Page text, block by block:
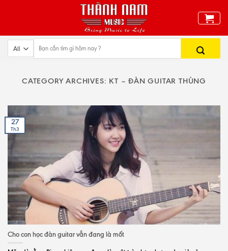
CATEGORY ARCHIVES: KT – ĐÀN GUITAR THÙNG
Cho con học đàn guitar vẫn đang là mốt
27
Th3